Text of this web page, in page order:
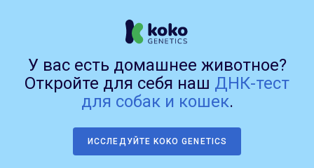
У вас есть домашнее животное?
Откройте для себя наш ДНК-тест
для собак и кошек.
ИССЛЕДУЙТЕ KOKO GENETICS